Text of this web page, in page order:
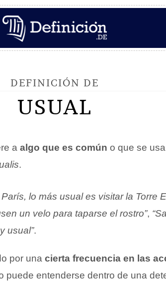
DEFINICIÓN DE
USUAL
a algo que es común o que se
.
lo más usual es visitar la Torre
un velo para taparse el rostro”,
usual”.
por una cierta frecuencia en las
puede entenderse dentro de una